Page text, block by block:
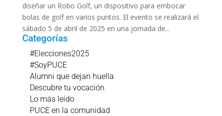
diseñar un Robo Golf, un dispositivo para embocar
bolas de golf en varios puntos. El evento se realizará el
sábado 5 de abril de 2025 en una jornada de...
Categorías
#Elecciones2025
#SoyPUCE
Alumni que dejan huella
Descubre tu vocación
Lo más leído
PUCE en la comunidad